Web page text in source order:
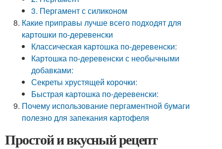
3. Пергамент с силиконом
Какие приправы лучше всего подходят для
картошки по-деревенски
Классическая картошка по-деревенски:
Картошка по-деревенски с необычными
добавками:
Секреты хрустящей корочки:
Быстрая картошка по-деревенски:
Почему использование пергаментной бумаги
полезно для запекания картофеля
Простой и вкусный рецепт